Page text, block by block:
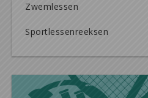
Zwemlessen
Sportlessenreeksen